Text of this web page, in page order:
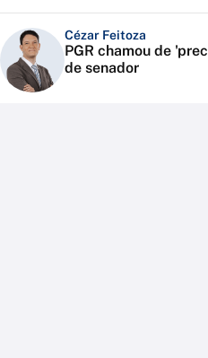
Cézar Feitoza
PGR chamou de
de senador